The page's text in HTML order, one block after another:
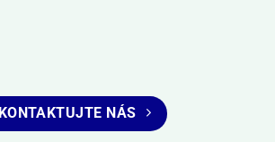
KONTAKTUJTE NÁS